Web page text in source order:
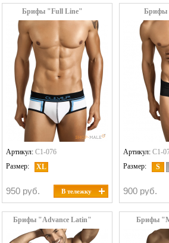
Брифы "Full Line"
Артикул: C1-076
Размер:
XL
В тележку
950 руб.
Брифы
Артикул: C1-
Размер:
S
900 руб.
Брифы "Advance Latin" Брифы